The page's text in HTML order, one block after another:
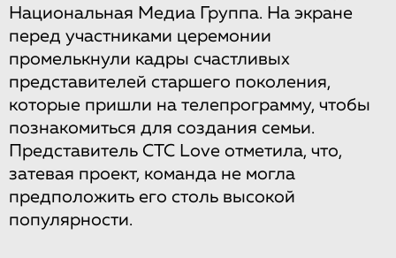
Национальная Медиа Группа. На экране
перед участниками церемонии
промелькнули кадры счастливых
представителей старшего поколения,
которые пришли на телепрограмму, чтобы
познакомиться для создания семьи.
Представитель СТС Love отметила, что,
затевая проект, команда не могла
предположить его столь высокой
популярности.